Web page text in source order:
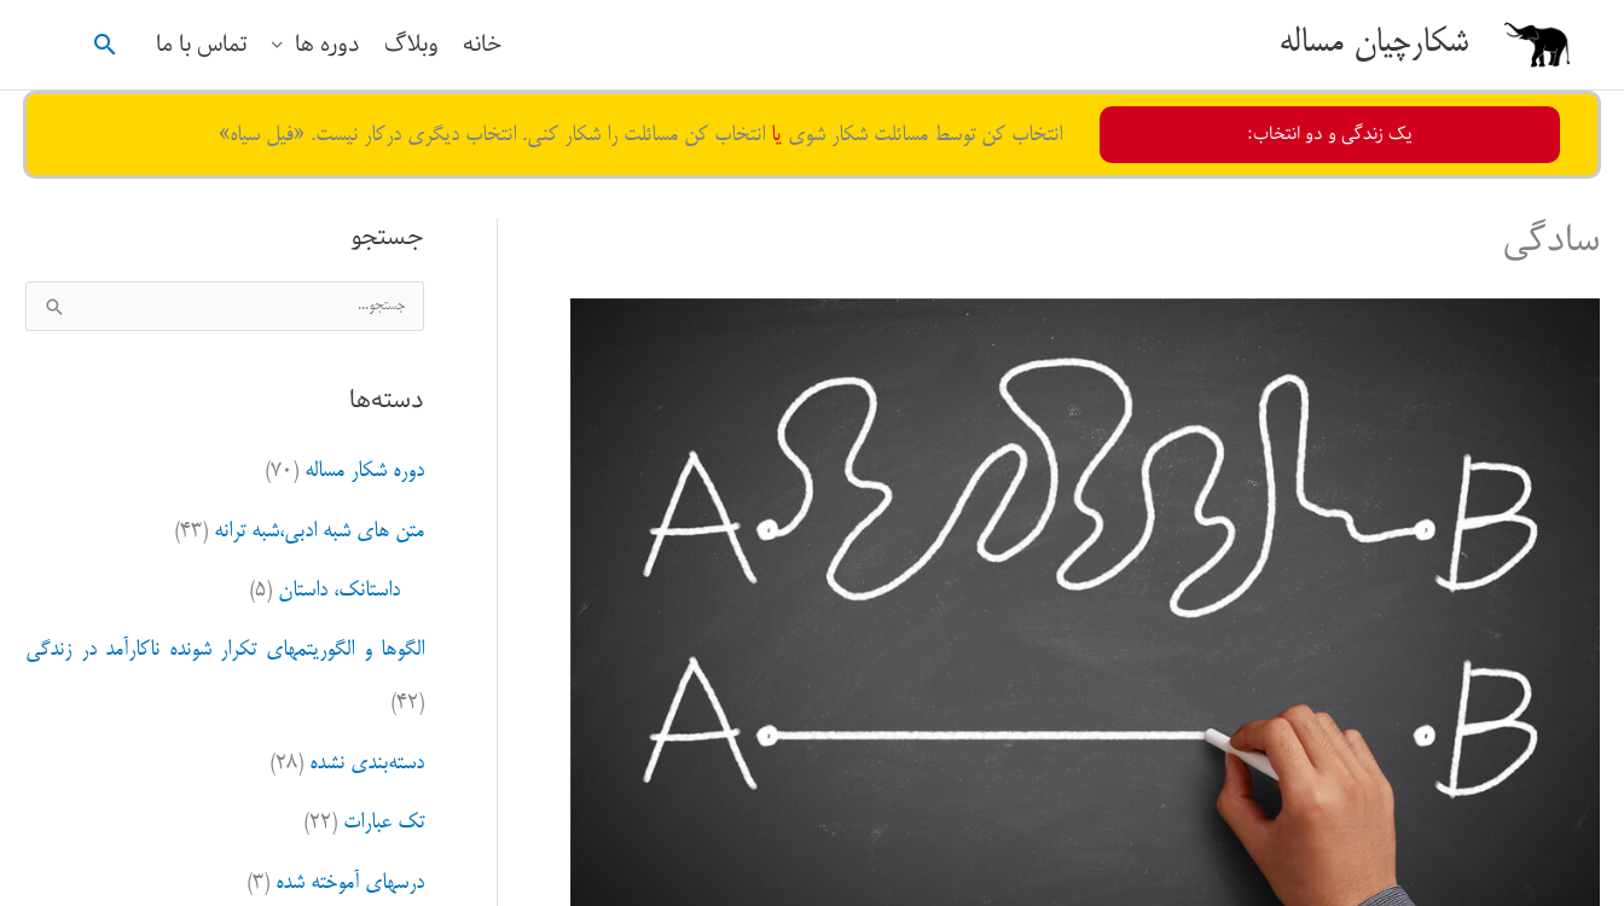
شکارچیان مساله خانه وبلاگ دوره ها تماس با ما جستجو
یک زندگی و دو انتخاب: انتخاب کن توسط مسائلت شکار شوی یا انتخاب کن مسائلت را شکار کنی. انتخاب دیگری درکار نیست. «فیل سیاه»
سادگی جستجو
س
ج
ب
دسته‌ها
دوره شکار مساله (۷۰)
متن های شبه ادبی،شبه ترانه (۴۳)
داستانک، داستان (۵)
الگوها و الگوریتمهای تکرار شونده ناکارآمد در زندگی
(۴۲)
دسته‌بندی نشده (۲۸)
تک عبارات (۲۲)
درسهای آموخته شده (۳)